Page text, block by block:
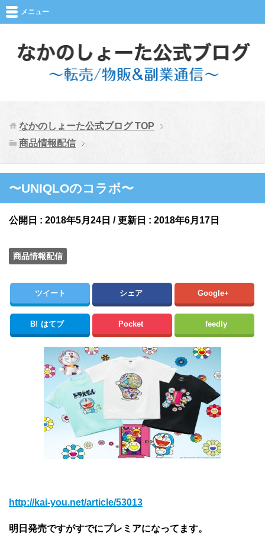
メニュー
なかのしょーた公式ブログTOP
商品情報配信
〜UNIQLOのコラボ〜
公開日 : 2018年5月24日 / 更新日 : 2018年6月17日
商品情報配信
ツイート シェア Google+
B! はてブ Pocket feedly
http://kai-you.net/article/53013
明日発売ですがすでにプレミアになってます。